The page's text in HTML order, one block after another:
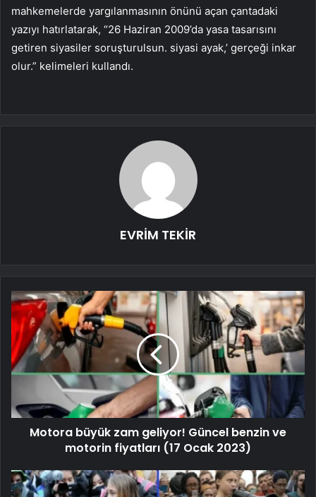
mahkemelerde yargılanmasının önünü açan çantadaki
yazıyı hatırlatarak, “26 Haziran 2009’da yasa tasarısını
getiren siyasiler soruşturulsun. siyasi ayak,’ gerçeği inkar
olur.” kelimeleri kullandı.
EVRİM TEKİR
Motora büyük zam geliyor! Güncel benzin ve
motorin fiyatları (17 Ocak 2023)